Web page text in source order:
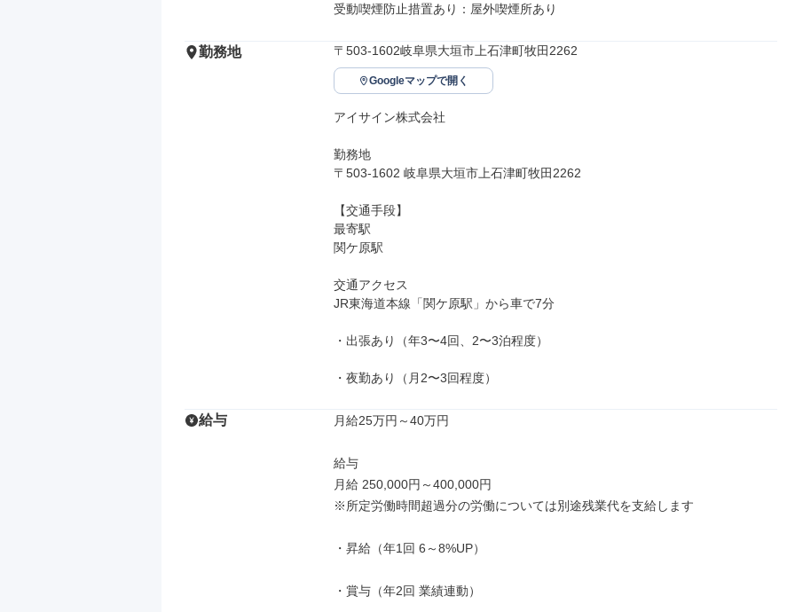
受動喫煙防止措置あり：屋外喫煙所あり
勤務地 〒503-1602岐阜県大垣市上石津町牧田2262
Googleマップで開く
アイサイン株式会社
勤務地
〒503-1602 岐阜県大垣市上石津町牧田2262
【交通手段】
最寄駅
関ケ原駅
交通アクセス
JR東海道本線「関ケ原駅」から車で7分
・出張あり（年3〜4回、2〜3泊程度）
・夜勤あり（月2〜3回程度）
給与 月給25万円～40万円
給与
月給 250,000円～400,000円
※所定労働時間超過分の労働については別途残業代を支給します
・昇給（年1回 6～8%UP）
・賞与（年2回 業績連動）